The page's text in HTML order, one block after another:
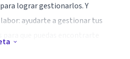
lograr gestionarlos. Y
ayudarte a gestionar tus